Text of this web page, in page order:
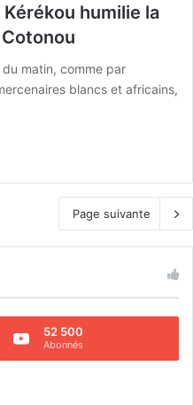
humilie la
du matin, comme par
blancs et africains,
Page suivante
52 500
Abonnés